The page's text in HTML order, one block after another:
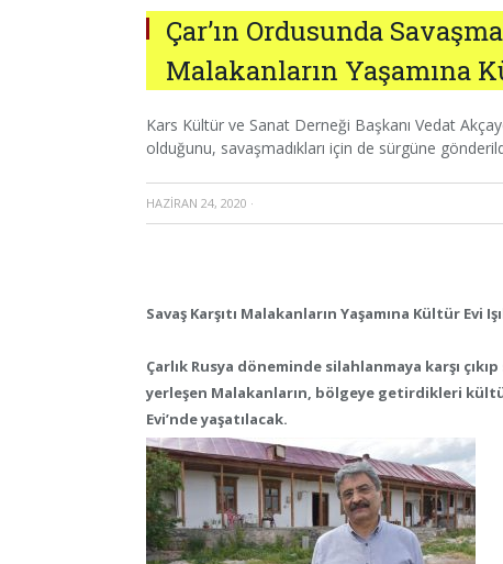
Çar’ın Ordusunda
Malakanların Yaşamına
Kars Kültür ve Sanat Derneği Başkanı Vedat
olduğunu, savaşmadıkları için de sürgüne
HAZIRAN 24, 2020 ·
Savaş Karşıtı Malakanların Yaşamına Kültür Evi
Çarlık Rusya döneminde silahlanmaya karşı
yerleşen Malakanların, bölgeye getirdikleri
Evi’nde yaşatılacak.